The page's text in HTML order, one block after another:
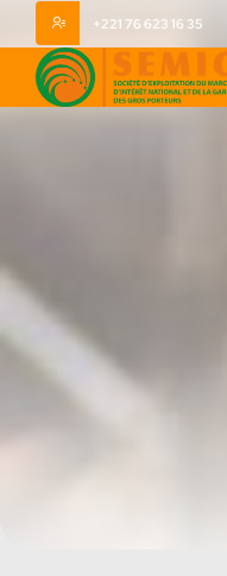
+221 76 623 16 35